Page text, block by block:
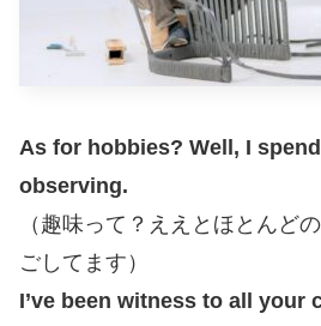
As for hobbies? Well, I
observing.
（趣味って？ええとほとんど
ごしてます）
I’ve been witness to all your